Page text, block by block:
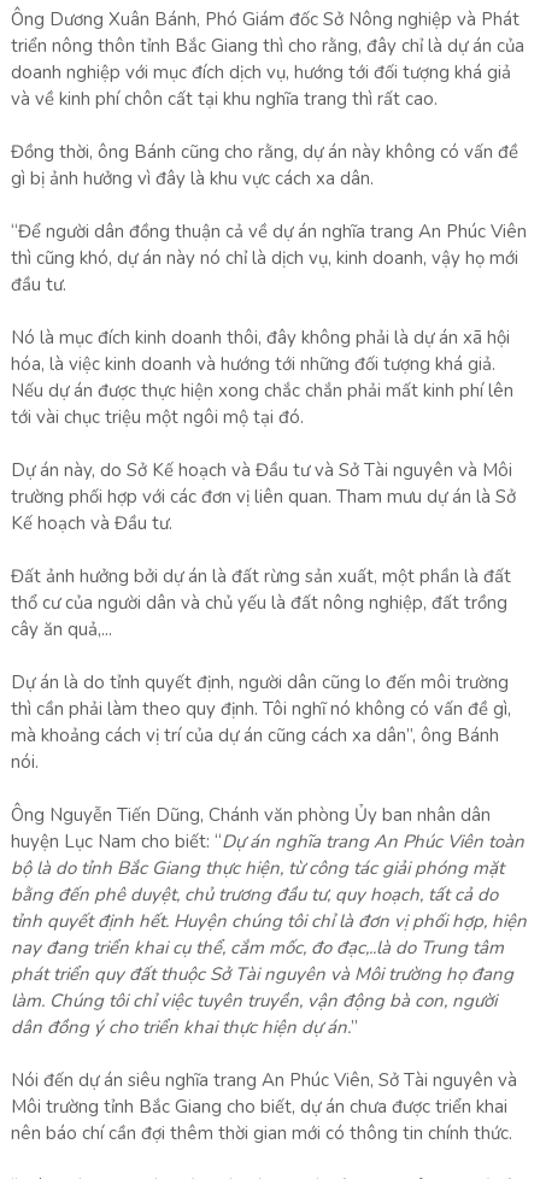
Ông Dương Xuân Bánh, Phó Giám đốc Sở Nông nghiệp và Phát
triển nông thôn tỉnh Bắc Giang thì cho rằng, đây chỉ là dự án của
doanh nghiệp với mục đích dịch vụ, hướng tới đối tượng khá giả
và về kinh phí chôn cất tại khu nghĩa trang thì rất cao.
Đồng thời, ông Bánh cũng cho rằng, dự án này không có vấn đề
gì bị ảnh hưởng vì đây là khu vực cách xa dân.
“Để người dân đồng thuận cả về dự án nghĩa trang An Phúc Viên
thì cũng khó, dự án này nó chỉ là dịch vụ, kinh doanh, vậy họ mới
đầu tư.
Nó là mục đích kinh doanh thôi, đây không phải là dự án xã hội
hóa, là việc kinh doanh và hướng tới những đối tượng khá giả.
Nếu dự án được thực hiện xong chắc chắn phải mất kinh phí lên
tới vài chục triệu một ngôi mộ tại đó.
Dự án này, do Sở Kế hoạch và Đầu tư và Sở Tài nguyên và Môi
trường phối hợp với các đơn vị liên quan. Tham mưu dự án là Sở
Kế hoạch và Đầu tư.
Đất ảnh hưởng bởi dự án là đất rừng sản xuất, một phần là đất
thổ cư của người dân và chủ yếu là đất nông nghiệp, đất trồng
cây ăn quả,...
Dự án là do tỉnh quyết định, người dân cũng lo đến môi trường
thì cần phải làm theo quy định. Tôi nghĩ nó không có vấn đề gì,
mà khoảng cách vị trí của dự án cũng cách xa dân”, ông Bánh
nói.
Ông Nguyễn Tiến Dũng, Chánh văn phòng Ủy ban nhân dân
huyện Lục Nam cho biết: “Dự án nghĩa trang An Phúc Viên toàn
bộ là do tỉnh Bắc Giang thực hiện, từ công tác giải phóng mặt
bằng đến phê duyệt, chủ trương đầu tư, quy hoạch, tất cả do
tỉnh quyết định hết. Huyện chúng tôi chỉ là đơn vị phối hợp, hiện
nay đang triển khai cụ thể, cắm mốc, đo đạc,..là do Trung tâm
phát triển quy đất thuộc Sở Tài nguyên và Môi trường họ đang
làm. Chúng tôi chỉ việc tuyên truyền, vận động bà con, người
dân đồng ý cho triển khai thực hiện dự án.”
Nói đến dự án siêu nghĩa trang An Phúc Viên, Sở Tài nguyên và
Môi trường tỉnh Bắc Giang cho biết, dự án chưa được triển khai
nên báo chí cần đợi thêm thời gian mới có thông tin chính thức.